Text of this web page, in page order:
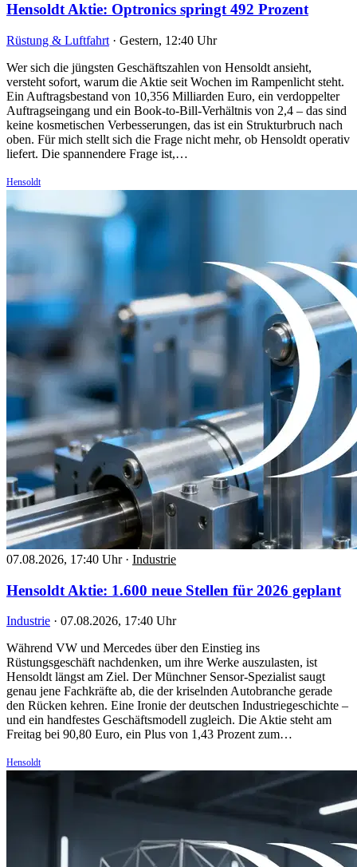
Hensoldt Aktie: Optronics springt 492 Prozent
Rüstung & Luftfahrt · Gestern, 12:40 Uhr
Wer sich die jüngsten Geschäftszahlen von Hensoldt ansieht,
versteht sofort, warum die Aktie seit Wochen im Rampenlicht steht.
Ein Auftragsbestand von 10,356 Milliarden Euro, ein verdoppelter
Auftragseingang und ein Book-to-Bill-Verhältnis von 2,4 – das sind
keine kosmetischen Verbesserungen, das ist ein Strukturbruch nach
oben. Für mich stellt sich die Frage nicht mehr, ob Hensoldt operativ
liefert. Die spannendere Frage ist,…
Hensoldt
07.08.2026, 17:40 Uhr · Industrie
Hensoldt Aktie: 1.600 neue Stellen für 2026 geplant
Industrie · 07.08.2026, 17:40 Uhr
Während VW und Mercedes über den Einstieg ins
Rüstungsgeschäft nachdenken, um ihre Werke auszulasten, ist
Hensoldt längst am Ziel. Der Münchner Sensor-Spezialist saugt
genau jene Fachkräfte ab, die der kriselnden Autobranche gerade
den Rücken kehren. Eine Ironie der deutschen Industriegeschichte –
und ein handfestes Geschäftsmodell zugleich. Die Aktie steht am
Freitag bei 90,80 Euro, ein Plus von 1,43 Prozent zum…
Hensoldt